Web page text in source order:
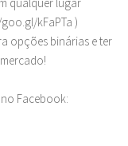
kFaPTa )
opções binárias e ter
Facebook: